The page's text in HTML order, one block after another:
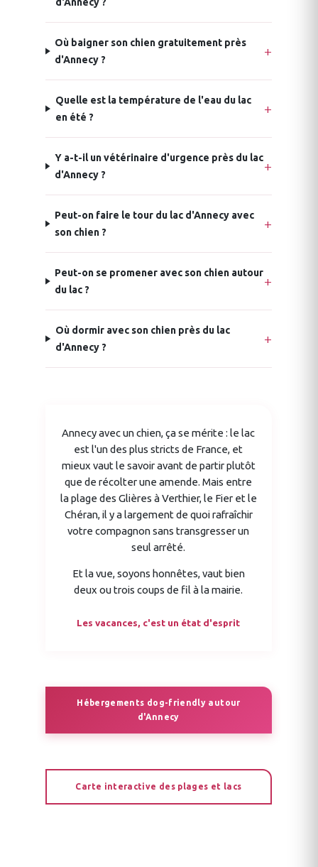
Où baigner son chien gratuitement près
d'Annecy ?
Quelle est la température de l'eau du lac
en été ?
Y a-t-il un vétérinaire d'urgence près du lac
d'Annecy ?
Peut-on faire le tour du lac d'Annecy avec
son chien ?
Peut-on se promener avec son chien autour
du lac ?
Où dormir avec son chien près du lac
d'Annecy ?
Annecy avec un chien, ça se mérite : le lac
est l'un des plus stricts de France, et
mieux vaut le savoir avant de partir plutôt
que de récolter une amende. Mais entre
la plage des Glières à Verthier, le Fier et le
Chéran, il y a largement de quoi rafraîchir
votre compagnon sans transgresser un
seul arrêté.
Et la vue, soyons honnêtes, vaut bien
deux ou trois coups de fil à la mairie.
Les vacances, c'est un état d'esprit
Hébergements dog-friendly autour
d'Annecy
Carte interactive des plages et lacs